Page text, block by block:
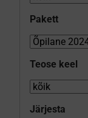
Pakett
Teose keel
Järjesta